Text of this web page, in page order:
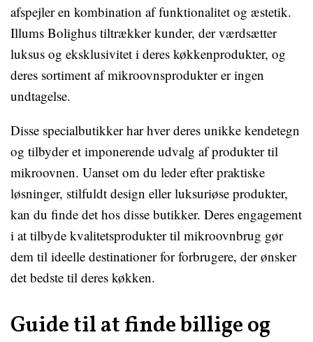
afspejler en kombination af funktionalitet og æstetik.
Illums Bolighus tiltrækker kunder, der værdsætter
luksus og eksklusivitet i deres køkkenprodukter, og
deres sortiment af mikroovnsprodukter er ingen
undtagelse.
Disse specialbutikker har hver deres unikke kendetegn
og tilbyder et imponerende udvalg af produkter til
mikroovnen. Uanset om du leder efter praktiske
løsninger, stilfuldt design eller luksuriøse produkter,
kan du finde det hos disse butikker. Deres engagement
i at tilbyde kvalitetsprodukter til mikroovnbrug gør
dem til ideelle destinationer for forbrugere, der ønsker
det bedste til deres køkken.
Guide til at finde billige og